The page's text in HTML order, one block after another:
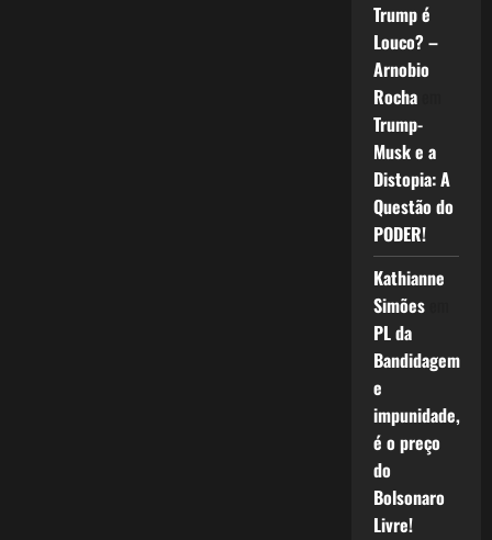
Trump é
Louco? –
Arnobio
Rochaem
Trump-
Musk e a
Distopia: A
Questão do
PODER!
Kathianne
Simõesem
PL da
Bandidagem
e
impunidade,
é o preço
do
Bolsonaro
Livre!